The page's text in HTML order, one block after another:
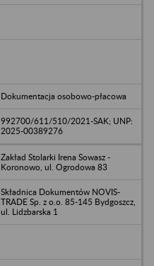
Dokumentacja osobowo-płacowa
992700/611/510/2021-SAK; UNP:
2025-00389276
Zakład Stolarki Irena Sowasz -
Koronowo, ul. Ogrodowa 83
Składnica Dokumentów NOVIS-
TRADE Sp. z o.o. 85-145 Bydgoszcz,
ul. Lidzbarska 1